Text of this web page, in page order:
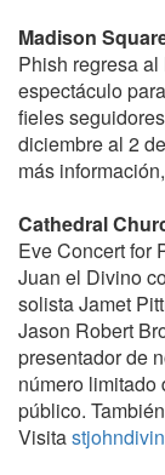
Madison
Phish regresa
espectáculo
fieles
diciembre al 2
más
Cathedral
Eve Concert for
Juan el Divino
solista Jamet
Jason Robert
presentador de
número limitado
público.
Visita